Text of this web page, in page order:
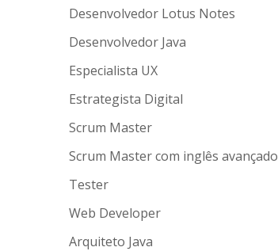
Desenvolvedor Lotus Notes
Desenvolvedor Java
Especialista UX
Estrategista Digital
Scrum Master
Scrum Master com inglês avançado
Tester
Web Developer
Arquiteto Java